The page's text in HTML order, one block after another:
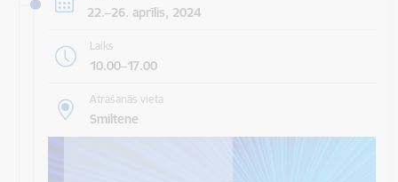
22.–26. aprīlis, 2024
Laiks
10.00–17.00
Atrašanās vieta
Smiltene